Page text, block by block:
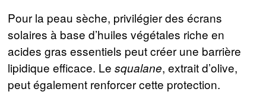
Pour la peau sèche, privilégier des écrans
solaires à base d’huiles végétales riche en
acides gras essentiels peut créer une barrière
lipidique efficace. Lesqualane, extrait d’olive,
peut également renforcer cette protection.